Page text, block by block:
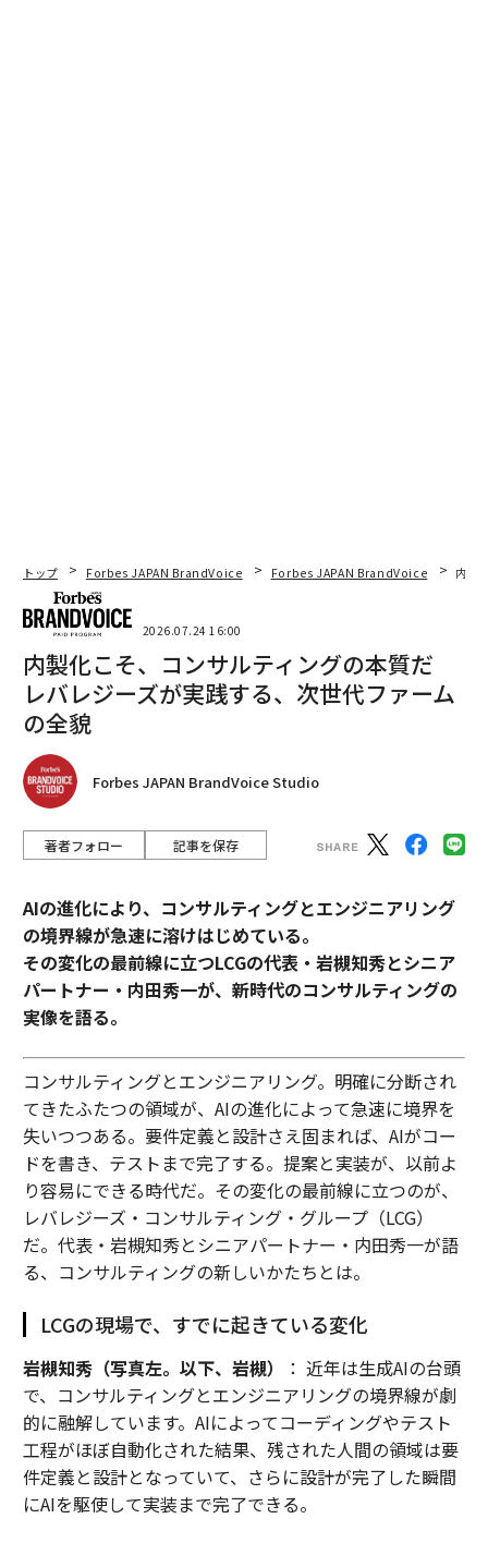
トップ Forbes JAPAN BrandVoice Forbes JAPAN BrandVoice 内製
2026.07.24 16:00
内製化こそ、コンサルティングの本質だ
レバレジーズが実践する、次世代ファーム
の全貌
Forbes JAPAN BrandVoice Studio
著者フォロー 記事を保存
AIの進化により、コンサルティングとエンジニアリング
の境界線が急速に溶けはじめている。
その変化の最前線に立つLCGの代表・岩槻知秀とシニア
パートナー・内田秀一が、新時代のコンサルティングの
実像を語る。
コンサルティングとエンジニアリング。明確に分断され
てきたふたつの領域が、AIの進化によって急速に境界を
失いつつある。要件定義と設計さえ固まれば、AIがコー
ドを書き、テストまで完了する。提案と実装が、以前よ
り容易にできる時代だ。その変化の最前線に立つのが、
レバレジーズ・コンサルティング・グループ（LCG）
だ。代表・岩槻知秀とシニアパートナー・内田秀一が語
る、コンサルティングの新しいかたちとは。
LCGの現場で、すでに起きている変化
岩槻知秀（写真左。以下、岩槻）
： 近年は生成AIの台頭
で、コンサルティングとエンジニアリングの境界線が劇
的に融解しています。AIによってコーディングやテスト
工程がほぼ自動化された結果、残された人間の領域は要
件定義と設計となっていて、さらに設計が完了した瞬間
にAIを駆使して実装まで完了できる。